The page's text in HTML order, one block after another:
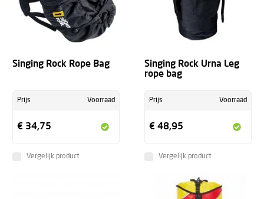
Singing Rock Rope Bag
Prijs Voorraad
€ 34,75
Vergelijk product
Singing Rock Urna Leg
rope bag
Prijs Voorraad
€ 48,95
Vergelijk product